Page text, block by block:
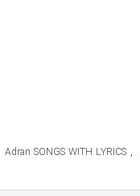
Adran SONGS WITH LYRICS ,